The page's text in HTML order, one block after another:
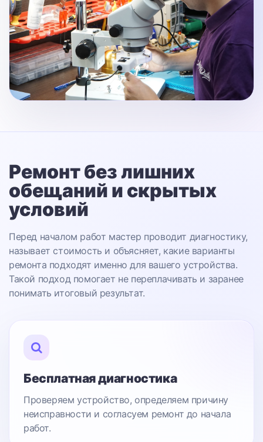
Ремонт без лишних
обещаний и скрытых
условий
Перед началом работ мастер проводит диагностику,
называет стоимость и объясняет, какие варианты
ремонта подходят именно для вашего устройства.
Такой подход помогает не переплачивать и заранее
понимать итоговый результат.
Бесплатная диагностика
Проверяем устройство, определяем причину
неисправности и согласуем ремонт до начала
работ.